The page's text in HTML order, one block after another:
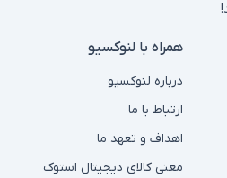
همراه با لنوکسیو
درباره لنوکسیو
ارتباط با ما
اهداف و تعهد ما
معنی کالای دیجیتال استوک